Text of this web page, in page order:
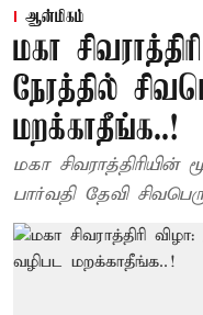
ஆன்மிகம்
மகா
நேரத்தில்
மறக்காதீங்க..!
மகா
பார்வதி தேவி